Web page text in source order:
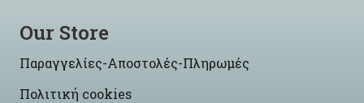
Our Store
Παραγγελίες-Αποστολές-Πληρωμές
Πολιτική cookies